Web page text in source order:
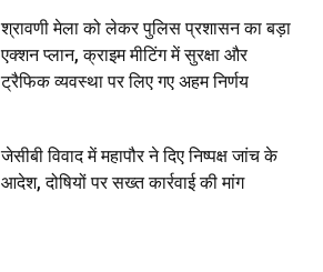
श्रावणी मेला को लेकर पुलिस प्रशासन का बड़ा
एक्शन प्लान, क्राइम मीटिंग में सुरक्षा और
ट्रैफिक व्यवस्था पर लिए गए अहम निर्णय
जेसीबी विवाद में महापौर ने दिए निष्पक्ष जांच के
आदेश, दोषियों पर सख्त कार्रवाई की मांग